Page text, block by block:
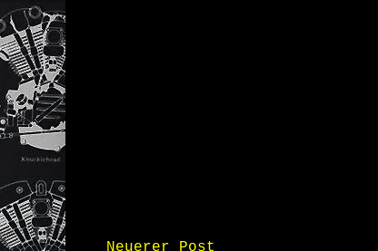
Neuerer Post